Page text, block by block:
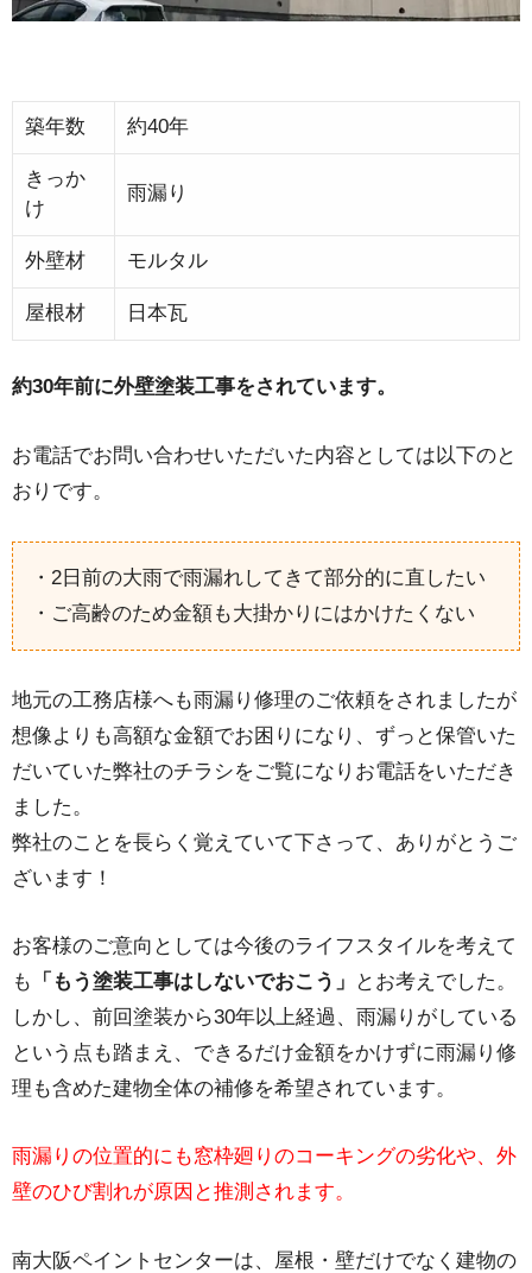
築年数 約40年
きっか
け
雨漏り
外壁材 モルタル
屋根材 日本瓦
約30年前に外壁塗装工事をされています。
お電話でお問い合わせいただいた内容としては以下のと
おりです。
・2日前の大雨で雨漏れしてきて部分的に直したい
・ご高齢のため金額も大掛かりにはかけたくない
地元の工務店様へも雨漏り修理のご依頼をされましたが
想像よりも高額な金額でお困りになり、ずっと保管いた
だいていた弊社のチラシをご覧になりお電話をいただき
ました。
弊社のことを長らく覚えていて下さって、ありがとうご
ざいます！
お客様のご意向としては今後のライフスタイルを考えて
も
「もう塗装工事はしないでおこう」
とお考えでした。
しかし、前回塗装から30年以上経過、雨漏りがしている
という点も踏まえ、できるだけ金額をかけずに雨漏り修
理も含めた建物全体の補修を希望されています。
雨漏りの位置的にも窓枠廻りのコーキングの劣化や、外
壁のひび割れが原因と推測されます。
南大阪ペイントセンターは、屋根・壁だけでなく建物の